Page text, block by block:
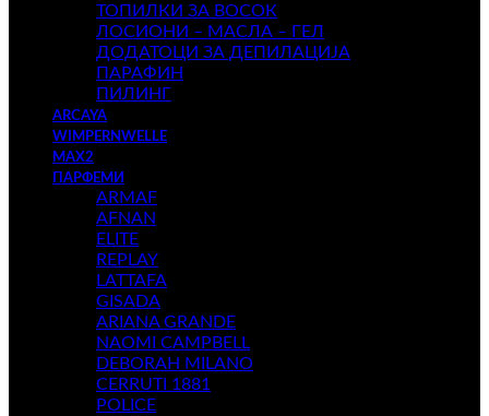
ТОПИЛКИ ЗА ВОСОК
ЛОСИОНИ – МАСЛА – ГЕЛ
ДОДАТОЦИ ЗА ДЕПИЛАЦИЈА
ПАРАФИН
ПИЛИНГ
ARCAYA
WIMPERNWELLE
MAX2
ПАРФЕМИ
ARMAF
AFNAN
ELITE
REPLAY
LATTAFA
GISADA
ARIANA GRANDE
NAOMI CAMPBELL
DEBORAH MILANO
CERRUTI 1881
POLICE